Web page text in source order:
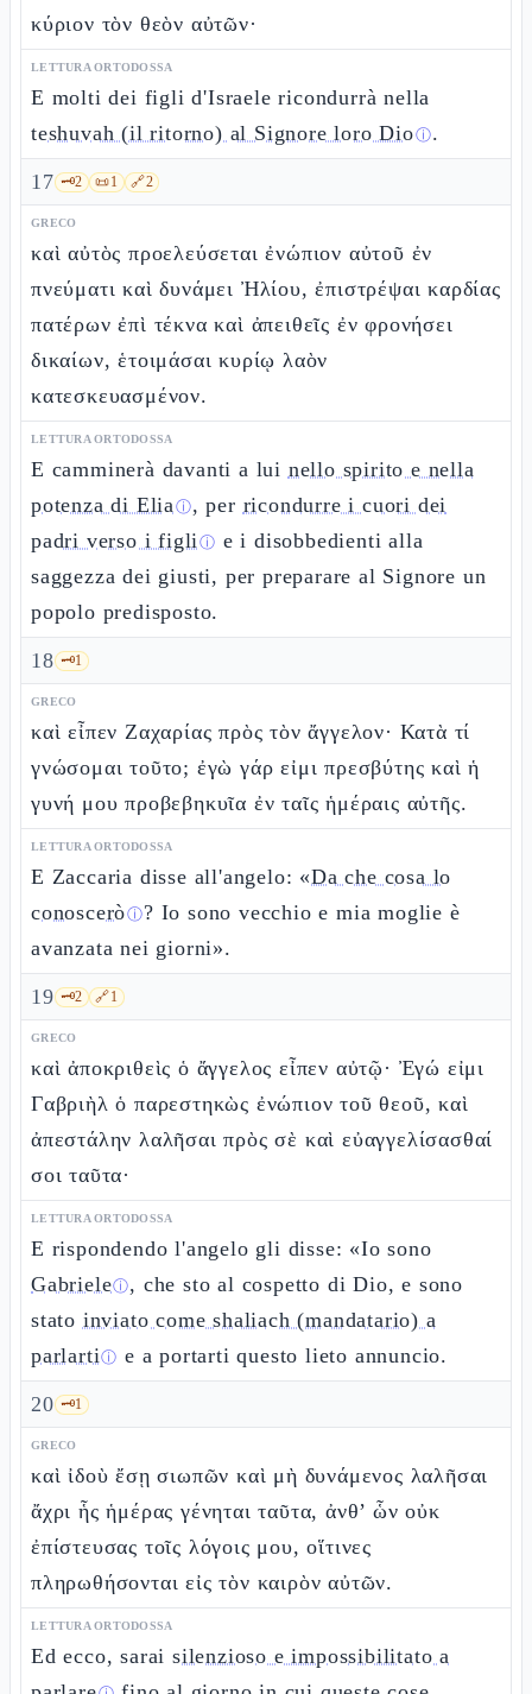
κύριον τὸν θεὸν αὐτῶν·
LETTURA ORTODOSSA
E molti dei figli d'Israele ricondurrà nella
teshuvah (il ritorno) al Signore loro Dioⓘ.
17 🗝️2 📜1 🔗2
GRECO
καὶ αὐτὸς προελεύσεται ἐνώπιον αὐτοῦ ἐν
πνεύματι καὶ δυνάμει Ἠλίου, ἐπιστρέψαι καρδίας
πατέρων ἐπὶ τέκνα καὶ ἀπειθεῖς ἐν φρονήσει
δικαίων, ἑτοιμάσαι κυρίῳ λαὸν
κατεσκευασμένον.
LETTURA ORTODOSSA
E camminerà davanti a lui nello spirito e nella
potenza di Eliaⓘ, per ricondurre i cuori dei
padri verso i figliⓘ e i disobbedienti alla
saggezza dei giusti, per preparare al Signore un
popolo predisposto.
18 🗝️1
GRECO
καὶ εἶπεν Ζαχαρίας πρὸς τὸν ἄγγελον· Κατὰ τί
γνώσομαι τοῦτο; ἐγὼ γάρ εἰμι πρεσβύτης καὶ ἡ
γυνή μου προβεβηκυῖα ἐν ταῖς ἡμέραις αὐτῆς.
LETTURA ORTODOSSA
E Zaccaria disse all'angelo: «Da che cosa lo
conosceròⓘ? Io sono vecchio e mia moglie è
avanzata nei giorni».
19 🗝️2 🔗1
GRECO
καὶ ἀποκριθεὶς ὁ ἄγγελος εἶπεν αὐτῷ· Ἐγώ εἰμι
Γαβριὴλ ὁ παρεστηκὼς ἐνώπιον τοῦ θεοῦ, καὶ
ἀπεστάλην λαλῆσαι πρὸς σὲ καὶ εὐαγγελίσασθαί
σοι ταῦτα·
LETTURA ORTODOSSA
E rispondendo l'angelo gli disse: «Io sono
Gabrieleⓘ, che sto al cospetto di Dio, e sono
stato inviato come shaliach (mandatario) a
parlartiⓘ e a portarti questo lieto annuncio.
20 🗝️1
GRECO
καὶ ἰδοὺ ἔσῃ σιωπῶν καὶ μὴ δυνάμενος λαλῆσαι
ἄχρι ἧς ἡμέρας γένηται ταῦτα, ἀνθ’ ὧν οὐκ
ἐπίστευσας τοῖς λόγοις μου, οἵτινες
πληρωθήσονται εἰς τὸν καιρὸν αὐτῶν.
LETTURA ORTODOSSA
Ed ecco, saraisilenzioso e impossibilitato a